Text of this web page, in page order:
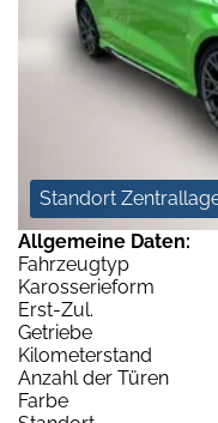
Standort
Allgemeine Daten:
Fahrzeugtyp
Karosserieform
Erst-Zul.
Getriebe
Kilometerstand
Anzahl der Türen
Farbe